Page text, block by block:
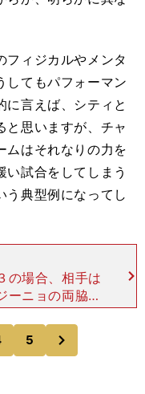
ィジカルやメンタ
してもパフォーマン
に言えば、シティと
と思いますが、チャ
ムはそれなりの力を
試合をしてしまう
う典型例になってし
場合、相手は
ーニョの両脇の
です。それに対
、そのポジショ
5